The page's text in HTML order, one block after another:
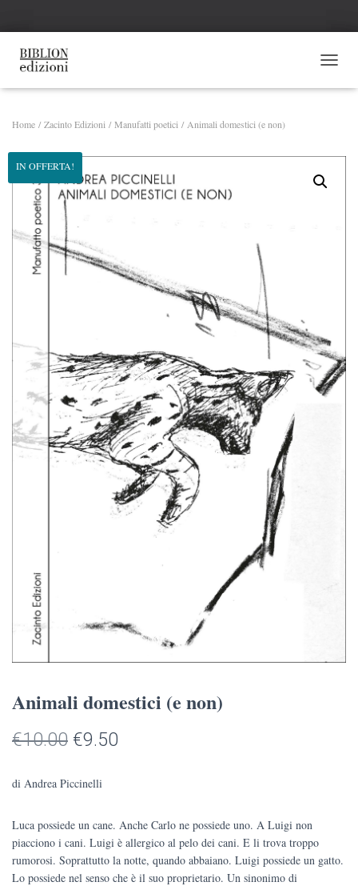
Home /Zacinto Edizioni /Manufatti poetici / Animali domestici (e non)
IN OFFERTA!
Animali domestici (e non)
€10.00 Il
era:
€10.00.
€9.50
è:
€9.50.
di Andrea Piccinelli
Luca possiede un cane. Anche Carlo ne possiede uno. A Luigi non
piacciono i cani. Luigi è allergico al pelo dei cani. E li trova troppo
rumorosi. Soprattutto la notte, quando abbaiano. Luigi possiede un gatto.
Lo possiede nel senso che è il suo proprietario. Un sinonimo di